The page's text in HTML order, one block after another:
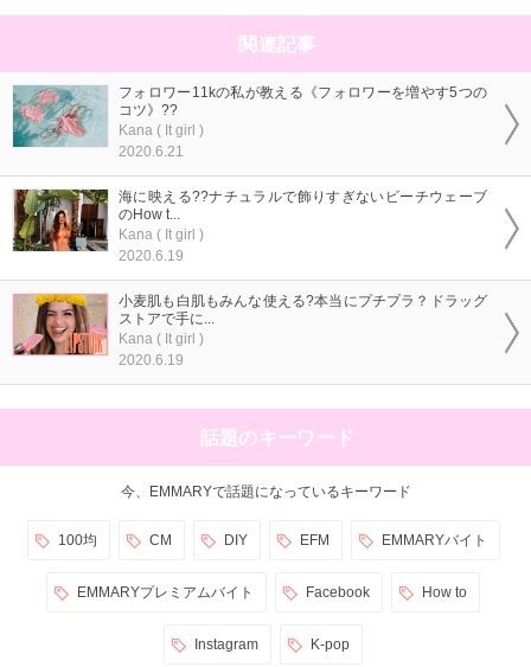
関連記事
フォロワー11kの私が教える《フォロワーを増やす5つの
コツ》??
Kana ( It girl )
2020.6.21
海に映える??ナチュラルで飾りすぎないビーチウェーブ
のHow t...
Kana ( It girl )
2020.6.19
小麦肌も白肌もみんな使える?本当にプチプラ？ドラッグ
ストアで手に...
Kana ( It girl )
2020.6.19
話題のキーワード
今、EMMARYで話題になっているキーワード
100均 CM DIY EFM EMMARYバイト
EMMARYプレミアムバイト Facebook How to
Instagram K-pop